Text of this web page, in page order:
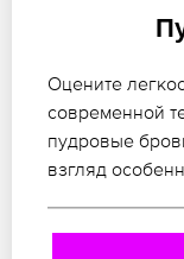
Оцените
современной
пудровые
взгляд